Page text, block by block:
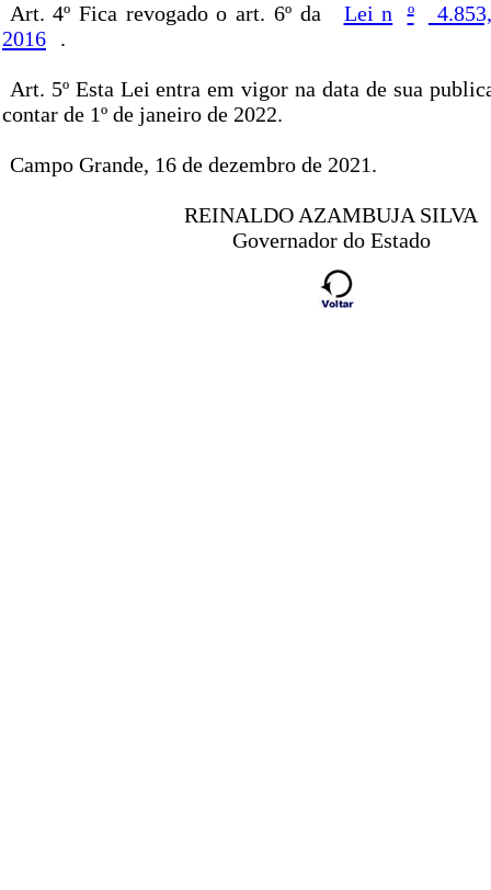
Art. 4º Fica revogado o art. 6º da Lei n º
2016
.
Art. 5º Esta Lei entra em vigor na data de sua
contar de 1º de janeiro de 2022.
Campo Grande, 16 de dezembro de 2021.
REINALDO AZAMBUJA SILVA
Governador do Estado